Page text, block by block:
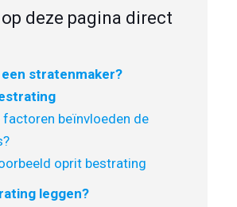
deze pagina direct
stratenmaker?
factoren beïnvloeden de
oprit bestrating
leggen?